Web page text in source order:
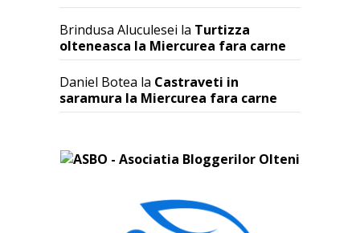
Brindusa Aluculesei la Turtizza
olteneasca la Miercurea fara carne
Daniel Botea la Castraveti in
saramura la Miercurea fara carne